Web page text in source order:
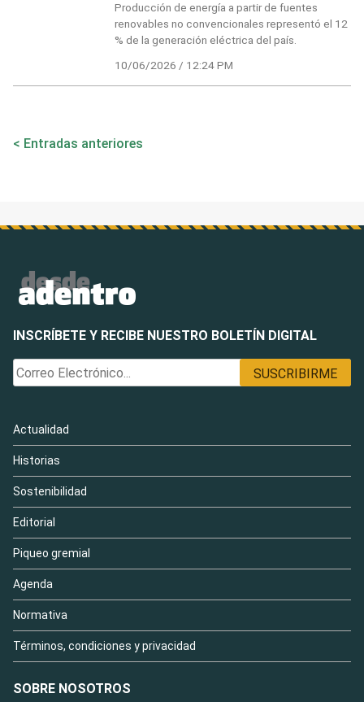
Producción de energía a partir de fuentes
renovables no convencionales representó el 12
% de la generación eléctrica del país.
10/06/2026 / 12:24 PM
Navegación
Entradas anteriores
INSCRÍBETE Y RECIBE NUESTRO BOLETÍN DIGITAL
Actualidad
Historias
Sostenibilidad
Editorial
Piqueo gremial
Agenda
Normativa
Términos, condiciones y privacidad
SOBRE NOSOTROS